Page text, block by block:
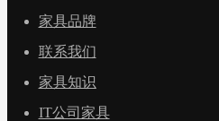
家具品牌
联系我们
家具知识
IT公司家具